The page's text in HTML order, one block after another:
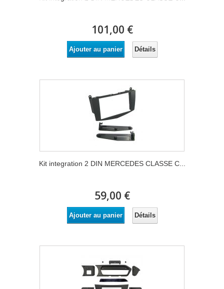
101,00 €
Ajouter au panier Détails
Kit integration 2 DIN MERCEDES CLASSE C...
59,00 €
Ajouter au panier Détails